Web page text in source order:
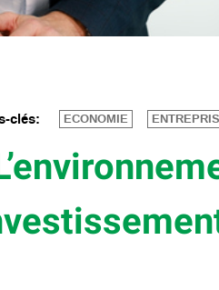
clés: ECONOMIE